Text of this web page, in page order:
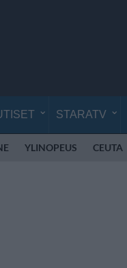
STARATV
YLINOPEUS CEUTA